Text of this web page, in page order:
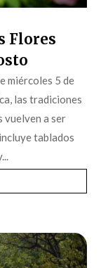
Flores
miércoles 5 de
las tradiciones
vuelven a ser
tablados